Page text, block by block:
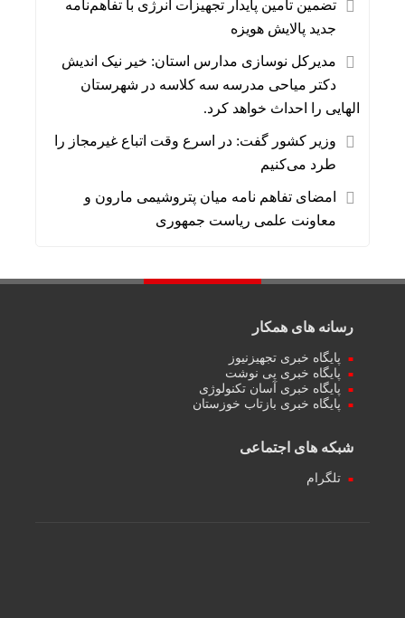
تضمین تأمین پایدار تجهیزات انرژی با تفاهم‌نامه
جدید پالایش هویزه
مدیرکل نوسازی مدارس استان: خیر نیک اندیش
دکتر میاحی مدرسه سه کلاسه در شهرستان
الهایی را احداث خواهد کرد.
وزیر کشور گفت: در اسرع وقت اتباع غیرمجاز را
طرد می‌کنیم
امضای تفاهم نامه میان پتروشیمی مارون و
معاونت علمی ریاست جمهوری
رسانه های همکار
پایگاه خبری تجهیزنیوز
پایگاه خبری پی نوشت
پایگاه خبری آسان تکنولوژی
پایگاه خبری بازتاب خوزستان
شبکه های اجتماعی
تلگرام